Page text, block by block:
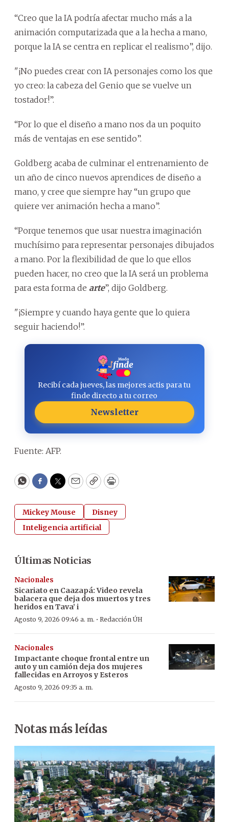
“Creo que la IA podría afectar mucho más a la
animación computarizada que a la hecha a mano,
porque la IA se centra en replicar el realismo”, dijo.
"¡No puedes crear con IA personajes como los que
yo creo: la cabeza del Genio que se vuelve un
tostador!”.
“Por lo que el diseño a mano nos da un poquito
más de ventajas en ese sentido”.
Goldberg acaba de culminar el entrenamiento de
un año de cinco nuevos aprendices de diseño a
mano, y cree que siempre hay “un grupo que
quiere ver animación hecha a mano”.
“Porque tenemos que usar nuestra imaginación
muchísimo para representar personajes dibujados
a mano. Por la flexibilidad de que lo que ellos
pueden hacer, no creo que la IA será un problema
para esta forma de arte”, dijo Goldberg.
"¡Siempre y cuando haya gente que lo quiera
seguir haciendo!”.
Recibí cada jueves, las mejores actis para tu
finde directo a tu correo
Newsletter
Fuente: AFP.
WhatsApp
Facebook
Twitter
EmailCopyPrint
Mickey Mouse
Disney
Inteligencia artificial
Últimas Noticias
Nacionales
Sicariato en Caazapá: Video revela
balacera que deja dos muertos y tres
heridos en Tava’ i
Agosto 9, 2026 09:46 a. m. · Redacción ÚH
Nacionales
Impactante choque frontal entre un
auto y un camión deja dos mujeres
fallecidas en Arroyos y Esteros
Agosto 9, 2026 09:35 a. m.
Notas más leídas